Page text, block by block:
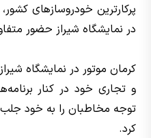
پرکارترین خودروسازهای
در نمایشگاه شیراز حضور
کرمان موتور در نمایشگاه
و تجاری خود در کنار
توجه مخاطبان را به خود
کرد.